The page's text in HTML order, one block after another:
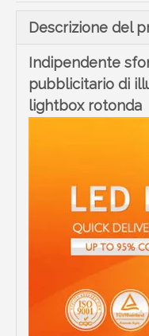
Descrizione del
Indipendente
pubblicitario di
lightbox rotonda